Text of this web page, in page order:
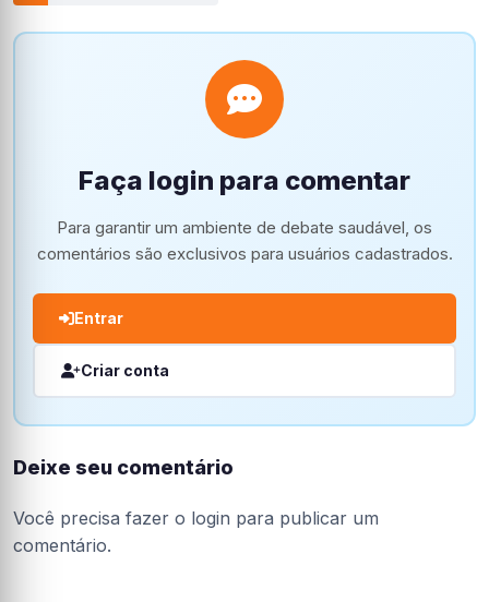
Faça login para comentar
Para garantir um ambiente de debate saudável, os
comentários são exclusivos para usuários cadastrados.
Entrar
Criar conta
Deixe seu comentário
Você precisa fazer o login para publicar um
comentário.